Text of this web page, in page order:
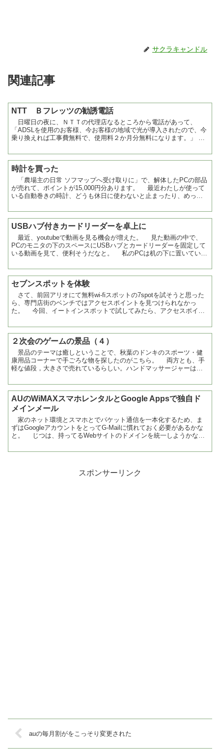
サクラキャンドル
関連記事
NTT Ｂフレッツの勧誘電話
日曜日の夜に、ＮＴＴの代理店なるところから電話があって、
「ADSLを使用のお客様、今お客様の地域で光が導入されたので、今
乗り換えれば工事費無料で、使用料２か月分無料になります。」
時計を買った
「農場主の日常 ソフマップへ受け取りに」で、解体したPCの部品
が売れて、ポイントが15,000円分あります。 最近わたしが使って
いる自動巻きの時計、どうも休日に使わないと止まったり、めっき
USBハブ付きカードリーダーを卓上に
最近、youtubeで動画を見る機会が増えた。 見た動画の中で、
PCのモニタの下のスペースにUSBハブとカードリーダーを固定して
いる動画を見て、便利そうだなと。 私のPCは机の下に置いてい
セブンスポットを体験
さて、前回アリオにて無料wi-fiスポットの7spotを試そうと思った
ら、専門店街のベンチではアクセスポイントを見つけられなかっ
た。 今回、イートインスポットで試してみたら、アクセスポイン
２次会のゲームの景品（４）
景品のテーマは癒しということで、秋葉のドンキのスポーツ・健
康用品コーナーで手ごろな物を探したのがこちら。 両方とも、手
軽な値段，大きさで売れているらしい。ハンドマッサージャーはな
AUのWiMAXスマホレンタルとGoogle Appsで独自ド
メインメール
家のネット環境とスマホとでパケット通信を一本化するため、ま
ずはGoogleアカウントをとってG-Mailに慣れておく必要があるかな
と。 じつは、持ってるWebサイトのドメインを統一しようかなと
スポンサーリンク
auの毎月割がをこっそり変更された